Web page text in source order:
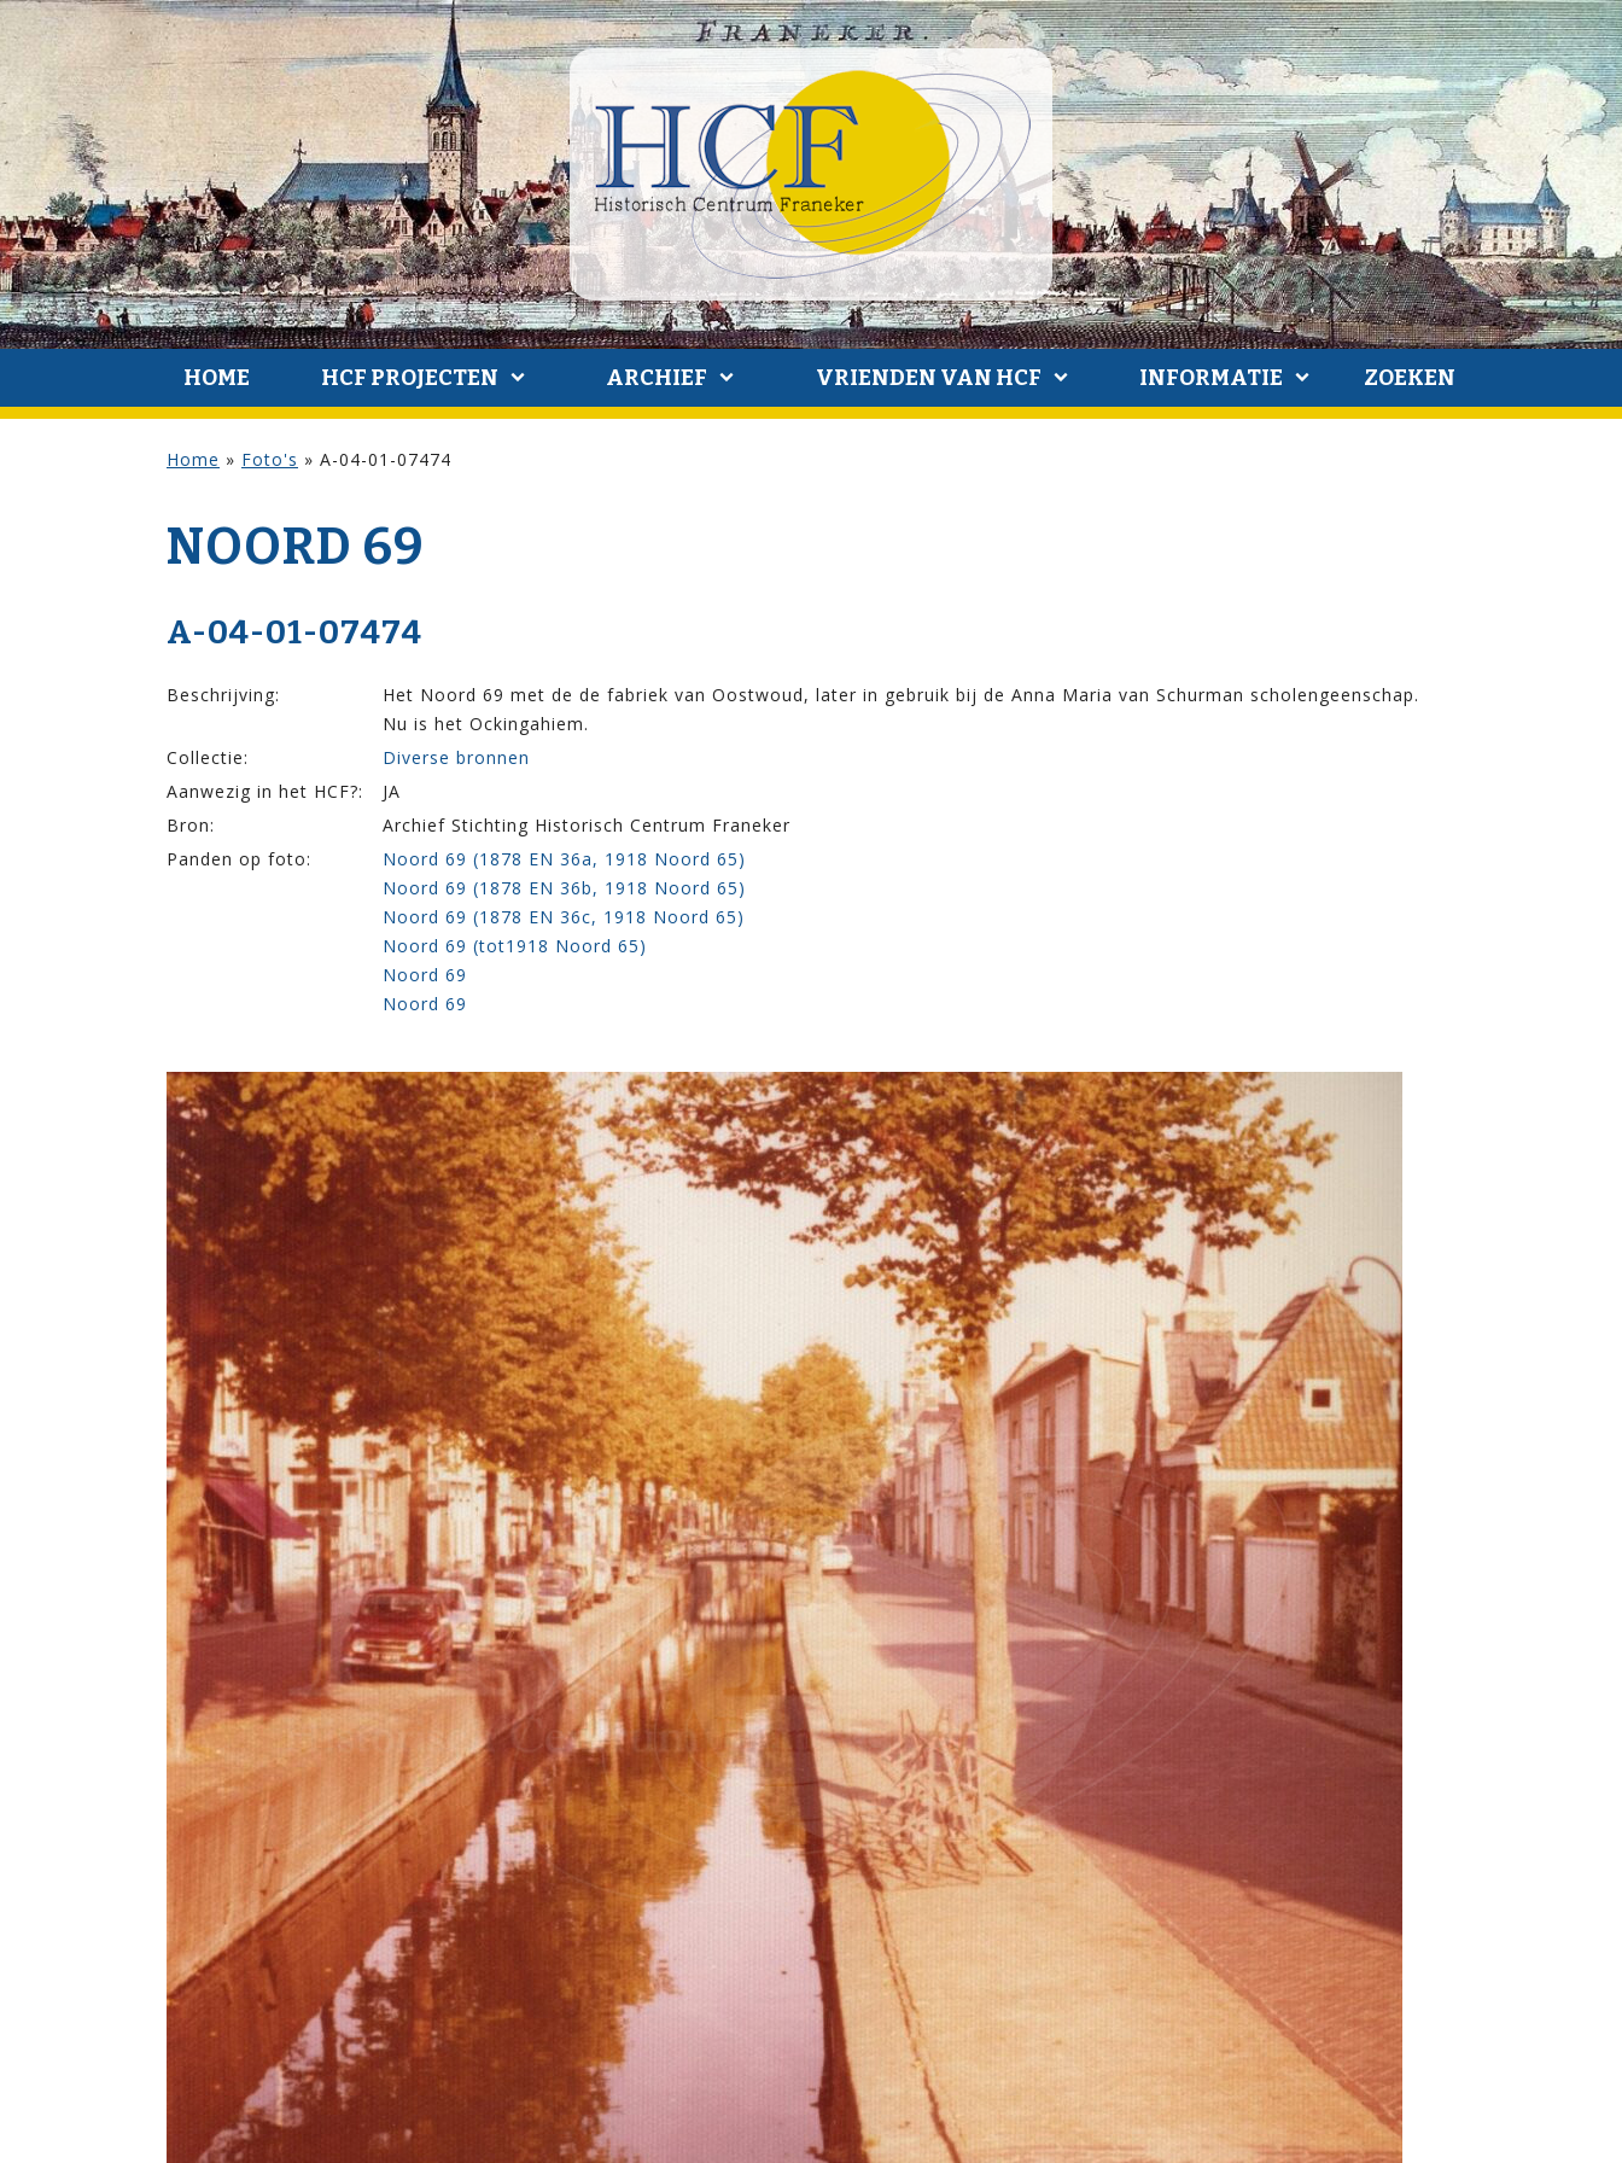
HOME HCF PROJECTEN ARCHIEF VRIENDEN VAN HCF INFORMATIE ZOEKEN
Home » Foto's » A-04-01-07474
NOORD 69
A-04-01-07474
Beschrijving:
Het Noord 69 met de de fabriek van Oostwoud, later in gebruik bij de Anna Maria van Schurman scholengeenschap.
Nu is het Ockingahiem.
Collectie:
Diverse bronnen
Aanwezig in het HCF?:
JA
Bron:
Archief Stichting Historisch Centrum Franeker
Panden op foto:
Noord 69 (1878 EN 36a, 1918 Noord 65)
Noord 69 (1878 EN 36b, 1918 Noord 65)
Noord 69 (1878 EN 36c, 1918 Noord 65)
Noord 69 (tot1918 Noord 65)
Noord 69
Noord 69